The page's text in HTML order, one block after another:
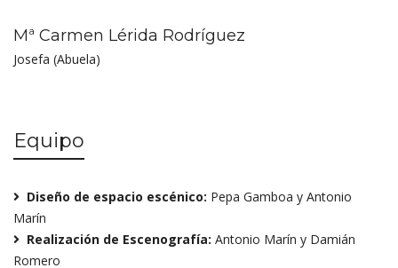
Mª Carmen Lérida Rodríguez
Josefa (Abuela)
Equipo
Diseño de espacio escénico: Pepa Gamboa y Antonio
Marín
Realización de Escenografía: Antonio Marín y Damián
Romero